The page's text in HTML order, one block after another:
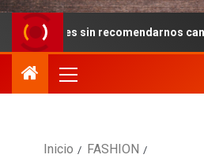
sin recomendarnos canciones
Inicio
FASHION